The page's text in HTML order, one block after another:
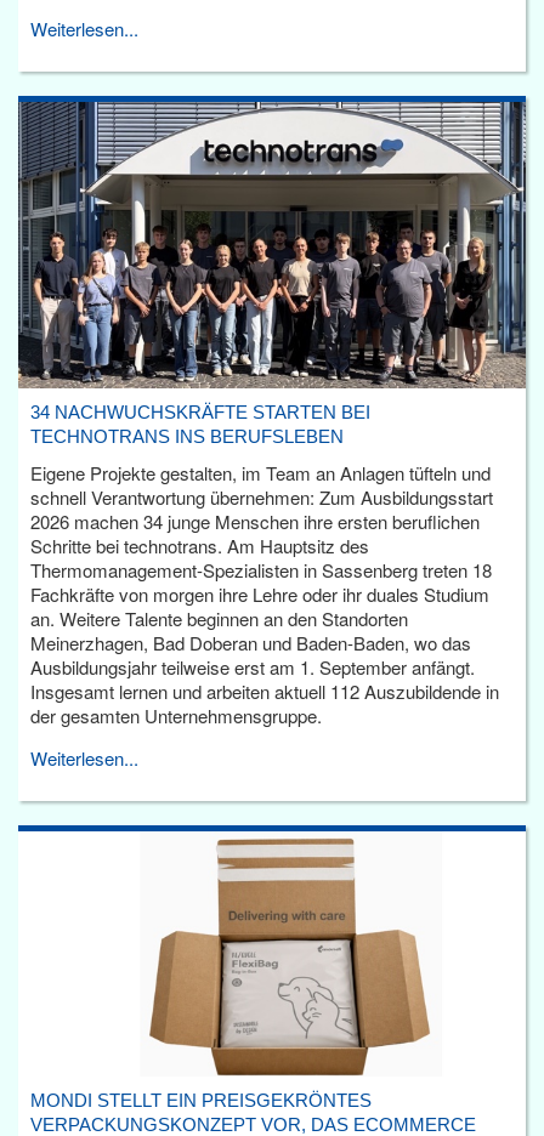
Weiterlesen...
34 NACHWUCHSKRÄFTE STARTEN BEI
TECHNOTRANS INS BERUFSLEBEN
Eigene Projekte gestalten, im Team an Anlagen tüfteln und
schnell Verantwortung übernehmen: Zum Ausbildungsstart
2026 machen 34 junge Menschen ihre ersten beruflichen
Schritte bei technotrans. Am Hauptsitz des
Thermomanagement-Spezialisten in Sassenberg treten 18
Fachkräfte von morgen ihre Lehre oder ihr duales Studium
an. Weitere Talente beginnen an den Standorten
Meinerzhagen, Bad Doberan und Baden-Baden, wo das
Ausbildungsjahr teilweise erst am 1. September anfängt.
Insgesamt lernen und arbeiten aktuell 112 Auszubildende in
der gesamten Unternehmensgruppe.
Weiterlesen...
MONDI STELLT EIN PREISGEKRÖNTES
VERPACKUNGSKONZEPT VOR, DAS ECOMMERCE